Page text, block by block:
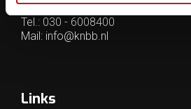
Tel.: 030 - 6008400
Mail: info@knbb.nl
Links